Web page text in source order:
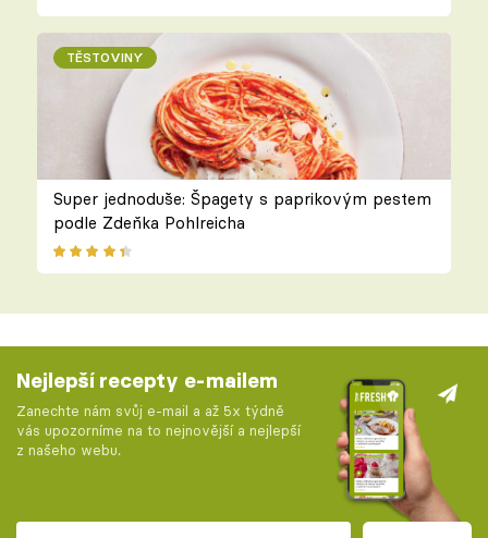
TĚSTOVINY
Super jednoduše: Špagety s paprikovým pestem
podle Zdeňka Pohlreicha
Nejlepší recepty e-mailem
Zanechte nám svůj e-mail a až 5x týdně
vás upozorníme na to nejnovější a nejlepší
z našeho webu.